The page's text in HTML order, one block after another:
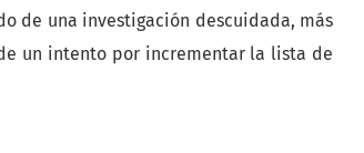
de una investigación descuidada, más
un intento por incrementar la lista de